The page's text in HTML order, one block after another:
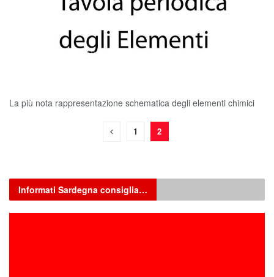
La più nota rappresentazione schematica degli elementi chimici
1 2
Informati Sardegna consiglia…